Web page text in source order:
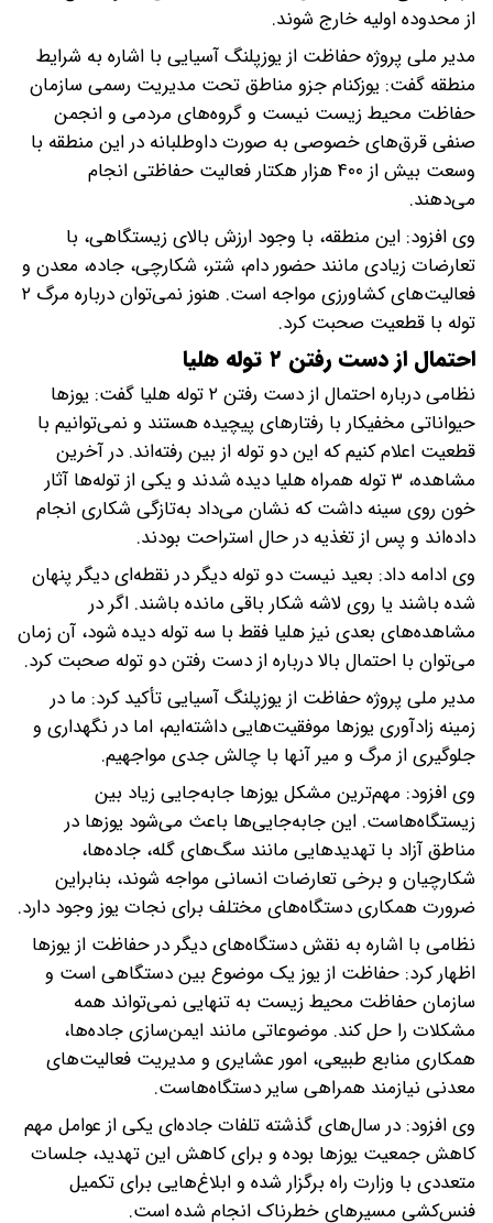
از محدوده اولیه خارج شوند.
مدیر ملی پروژه حفاظت از یوزپلنگ آسیایی با اشاره به شرایط
منطقه گفت: یوزکنام جزو مناطق تحت مدیریت رسمی سازمان
حفاظت محیط زیست نیست و گروه‌های مردمی و انجمن
صنفی قرق‌های خصوصی به صورت داوطلبانه در این منطقه با
وسعت بیش از ۴۰۰ هزار هکتار فعالیت حفاظتی انجام
می‌دهند.
وی افزود: این منطقه، با وجود ارزش بالای زیستگاهی، با
تعارضات زیادی مانند حضور دام، شتر، شکارچی، جاده، معدن و
فعالیت‌های کشاورزی مواجه است. هنوز نمی‌توان درباره مرگ ۲
توله با قطعیت صحبت کرد.
احتمال از دست رفتن ۲ توله هلیا
نظامی درباره احتمال از دست رفتن ۲ توله هلیا گفت: یوز‌ها
حیواناتی مخفیکار با رفتار‌های پیچیده هستند و نمی‌توانیم با
قطعیت اعلام کنیم که این دو توله از بین رفته‌اند. در آخرین
مشاهده، ۳ توله همراه هلیا دیده شدند و یکی از توله‌ها آثار
خون روی سینه داشت که نشان می‌داد به‌تازگی شکاری انجام
داده‌اند و پس از تغذیه در حال استراحت بودند.
وی ادامه داد: بعید نیست دو توله دیگر در نقطه‌ای دیگر پنهان
شده باشند یا روی لاشه شکار باقی مانده باشند. اگر در
مشاهده‌های بعدی نیز هلیا فقط با سه توله دیده شود، آن زمان
می‌توان با احتمال بالا درباره از دست رفتن دو توله صحبت کرد.
مدیر ملی پروژه حفاظت از یوزپلنگ آسیایی تأکید کرد: ما در
زمینه زادآوری یوز‌ها موفقیت‌هایی داشته‌ایم، اما در نگهداری و
جلوگیری از مرگ و میر آنها با چالش جدی مواجهیم.
وی افزود: مهم‌ترین مشکل یوز‌ها جابه‌جایی زیاد بین
زیستگاه‌هاست. این جابه‌جایی‌ها باعث می‌شود یوز‌ها در
مناطق آزاد با تهدید‌هایی مانند سگ‌های گله، جاده‌ها،
شکارچیان و برخی تعارضات انسانی مواجه شوند، بنابراین
ضرورت همکاری دستگاه‌های مختلف برای نجات یوز وجود دارد.
نظامی با اشاره به نقش دستگاه‌های دیگر در حفاظت از یوز‌ها
اظهار کرد: حفاظت از یوز یک موضوع بین دستگاهی است و
سازمان حفاظت محیط زیست به تنهایی نمی‌تواند همه
مشکلات را حل کند. موضوعاتی مانند ایمن‌سازی جاده‌ها،
همکاری منابع طبیعی، امور عشایری و مدیریت فعالیت‌های
معدنی نیازمند همراهی سایر دستگاه‌هاست.
وی افزود: در سال‌های گذشته تلفات جاده‌ای یکی از عوامل مهم
کاهش جمعیت یوز‌ها بوده و برای کاهش این تهدید، جلسات
متعددی با وزارت راه برگزار شده و ابلاغ‌هایی برای تکمیل
فنس‌کشی مسیر‌های خطرناک انجام شده است.